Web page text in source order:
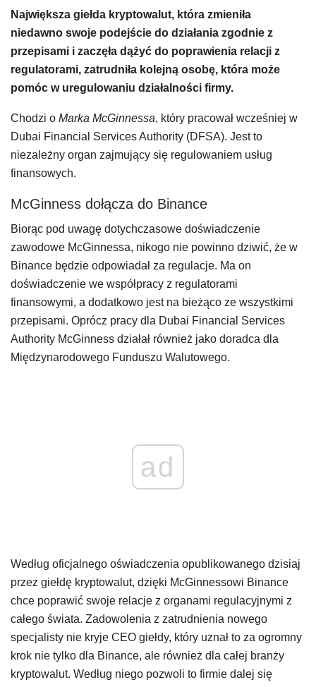
Największa giełda kryptowalut, która zmieniła
niedawno swoje podejście do działania zgodnie z
przepisami i zaczęła dążyć do poprawienia relacji z
regulatorami, zatrudniła kolejną osobę, która może
pomóc w uregulowaniu działalności firmy.
Chodzi o Marka McGinnessa, który pracował wcześniej w
Dubai Financial Services Authority (DFSA). Jest to
niezależny organ zajmujący się regulowaniem usług
finansowych.
McGinness dołącza do Binance
Biorąc pod uwagę dotychczasowe doświadczenie
zawodowe McGinnessa, nikogo nie powinno dziwić, że w
Binance będzie odpowiadał za regulacje. Ma on
doświadczenie we współpracy z regulatorami
finansowymi, a dodatkowo jest na bieżąco ze wszystkimi
przepisami. Oprócz pracy dla Dubai Financial Services
Authority McGinness działał również jako doradca dla
Międzynarodowego Funduszu Walutowego.
ad
Według oficjalnego oświadczenia opublikowanego dzisiaj
przez giełdę kryptowalut, dzięki McGinnessowi Binance
chce poprawić swoje relacje z organami regulacyjnymi z
całego świata. Zadowolenia z zatrudnienia nowego
specjalisty nie kryje CEO giełdy, który uznał to za ogromny
krok nie tylko dla Binance, ale również dla całej branży
kryptowalut. Według niego pozwoli to firmie dalej się